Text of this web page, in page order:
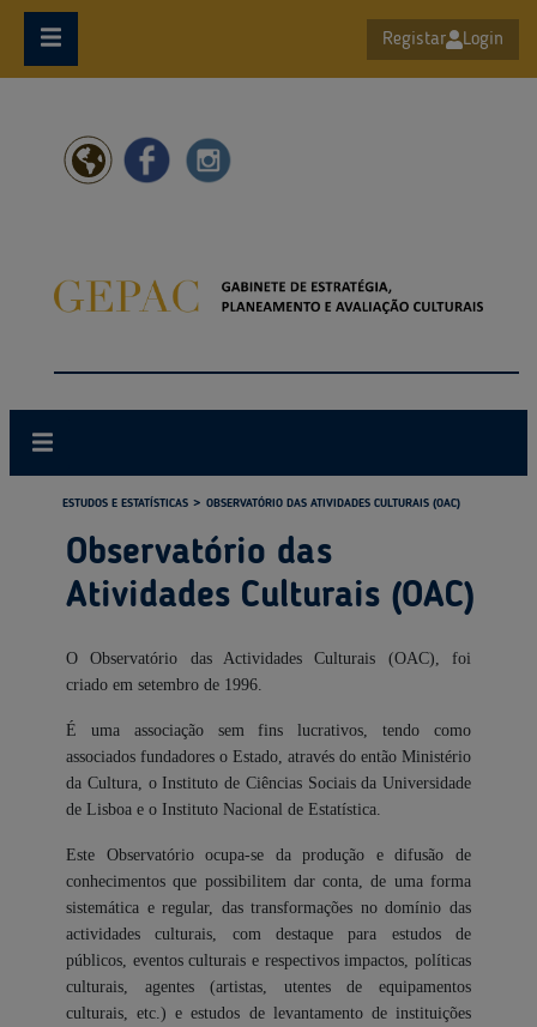
Ir para o conteúdo principal
Registar Login
ESTUDOS E ESTATÍSTICAS OBSERVATÓRIO DAS ATIVIDADES CULTURAIS (OAC)
Observatório das
Atividades Culturais (OAC)
O Observatório das Actividades Culturais (OAC), foi
criado em setembro de 1996.
É uma associação sem fins lucrativos, tendo como
associados fundadores o Estado, através do então Ministério
da Cultura, o Instituto de Ciências Sociais da Universidade
de Lisboa e o Instituto Nacional de Estatística.
Este Observatório ocupa-se da produção e difusão de
conhecimentos que possibilitem dar conta, de uma forma
sistemática e regular, das transformações no domínio das
actividades culturais, com destaque para estudos de
públicos, eventos culturais e respectivos impactos, políticas
culturais, agentes (artistas, utentes de equipamentos
culturais, etc.) e estudos de levantamento de instituições